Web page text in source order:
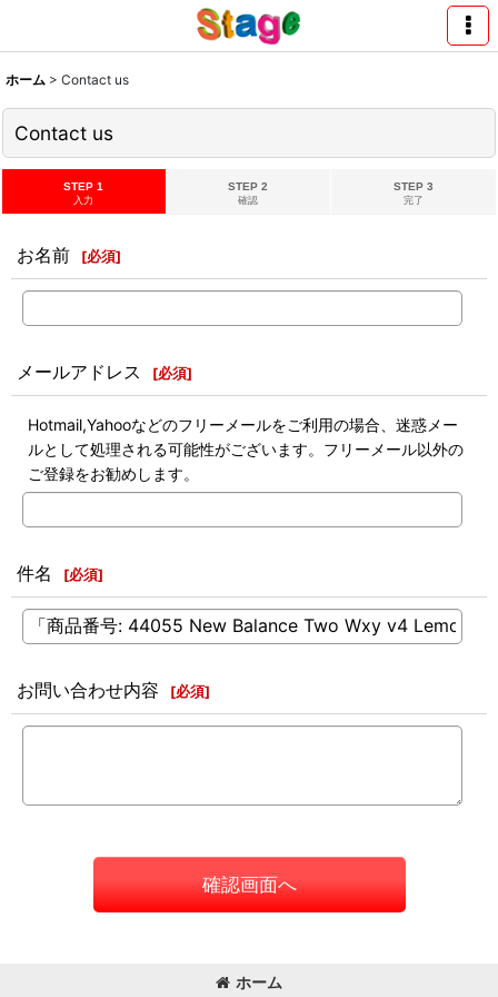
ホーム > Contact us
Contact us
STEP 1
入力
STEP 2
確認
STEP 3
完了
お名前 [必須]
メールアドレス [必須]
Hotmail,Yahooなどのフリーメールをご利用の場合、迷惑メー
ルとして処理される可能性がございます。フリーメール以外の
ご登録をお勧めします。
件名 [必須]
お問い合わせ内容 [必須]
確認画面へ
ホーム